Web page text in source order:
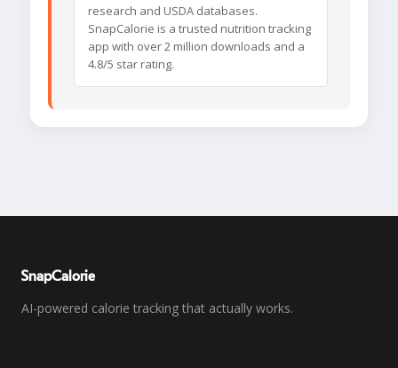
research and USDA databases.
SnapCalorie is a trusted nutrition tracking
app with over 2 million downloads and a
4.8/5 star rating.
SnapCalorie
AI-powered calorie tracking that actually works.